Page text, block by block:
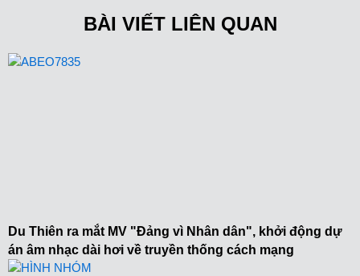
BÀI VIẾT LIÊN QUAN
Du Thiên ra mắt MV "Đảng vì Nhân dân", khởi động dự
án âm nhạc dài hơi về truyền thống cách mạng